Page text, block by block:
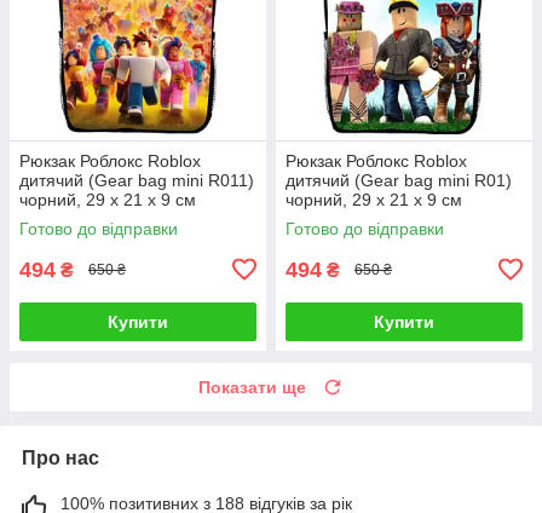
Рюкзак Роблокс Roblox
дитячий (Gear bag mini R011)
чорний, 29 х 21 х 9 см
Готово до відправки
494 ₴ 650 ₴
Купити
Рюкзак Роблокс Roblox
дитячий (Gear bag mini R01)
чорний, 29 х 21 х 9 см
Готово до відправки
494 ₴ 650 ₴
Купити
Показати ще
Про нас
100% позитивних з 188 відгуків за рік